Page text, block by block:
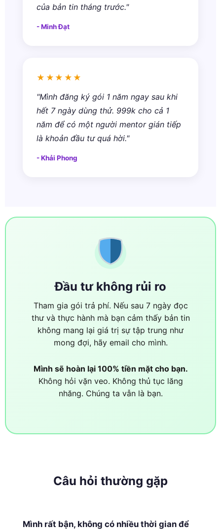
của bản tin tháng trước."
- Minh Đạt
★★★★★
"Mình đăng ký gói 1 năm ngay sau khi
hết 7 ngày dùng thử. 999k cho cả 1
năm để có một người mentor gián tiếp
là khoản đầu tư quá hời."
- Khải Phong
Đầu tư không rủi ro
Tham gia gói trả phí. Nếu sau 7 ngày đọc
thư và thực hành mà bạn cảm thấy bản tin
không mang lại giá trị sự tập trung như
mong đợi, hãy email cho mình.
Mình sẽ hoàn lại 100% tiền mặt cho bạn.
Không hỏi vặn veo. Không thủ tục lăng
nhăng. Chúng ta vẫn là bạn.
Câu hỏi thường gặp
Mình rất bận, không có nhiều thời gian để